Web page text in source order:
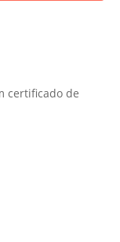
certificado de